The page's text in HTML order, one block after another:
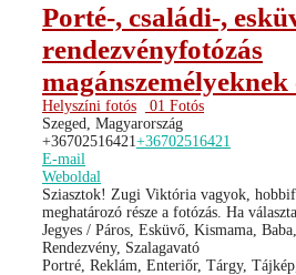
Porté-, családi-,
rendezvényfotózás
magánszemélyeknek
Helyszíni fotós
01 Fotós
Szeged, Magyarország
+36702516421 +36702516421
E-mail
Weboldal
Sziasztok! Zugi Viktória vagyok,
meghatározó része a fotózás. Ha
Jegyes / Páros, Esküvő, Kismama,
Rendezvény, Szalagavató
Portré, Reklám, Enteriőr, Tárgy,